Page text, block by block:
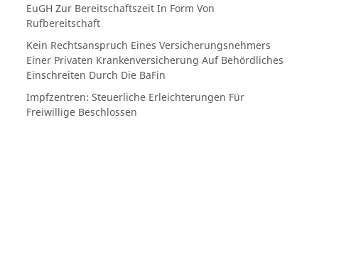
EuGH Zur Bereitschaftszeit In Form Von
Rufbereitschaft
Kein Rechtsanspruch Eines Versicherungsnehmers
Einer Privaten Krankenversicherung Auf Behördliches
Einschreiten Durch Die BaFin
Impfzentren: Steuerliche Erleichterungen Für
Freiwillige Beschlossen